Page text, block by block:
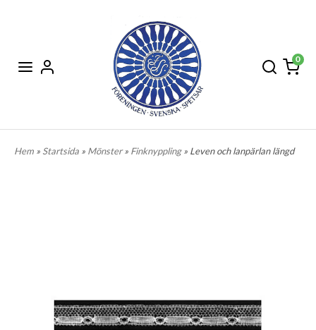
0
Hem » Startsida » Mönster» Finknyppling» Leven och lanpärlan längd